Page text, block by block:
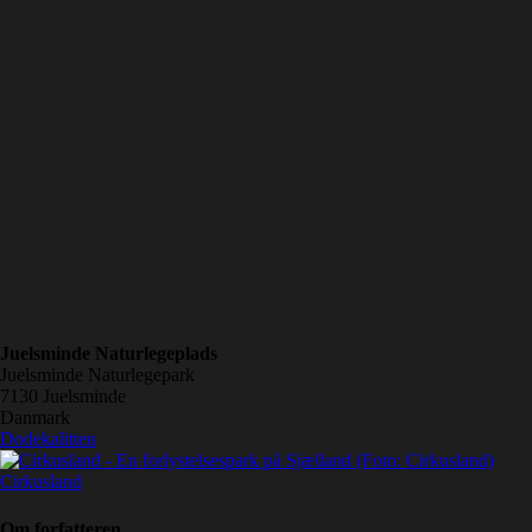
Juelsminde Naturlegeplads
Juelsminde Naturlegepark
7130 Juelsminde
Danmark
Dodekalitten
Cirkusland